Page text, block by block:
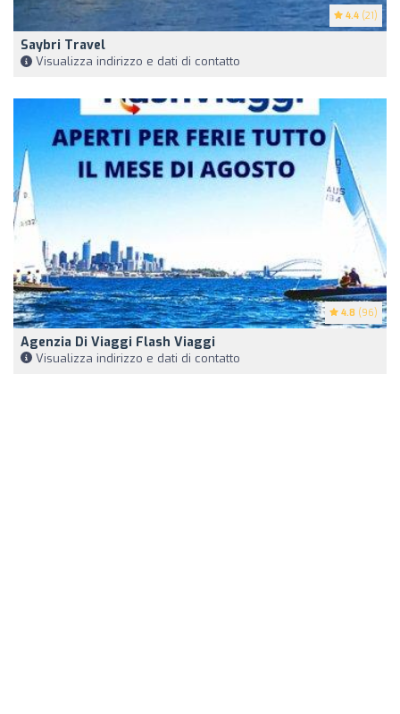
4.4 (21)
Saybri Travel
Visualizza indirizzo e dati di contatto
4.8 (96)
Agenzia Di Viaggi Flash Viaggi
Visualizza indirizzo e dati di contatto